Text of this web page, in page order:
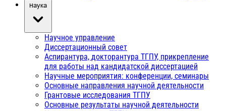
Наука
Научное управление
Диссертационный совет
Аспирантура, докторантура ТГПУ, прикрепление
для работы над кандидатской диссертацией
Научные мероприятия: конференции, семинары
Основные направления научной деятельности
Грантовые исследования ТГПУ
Основные результаты научной деятельности